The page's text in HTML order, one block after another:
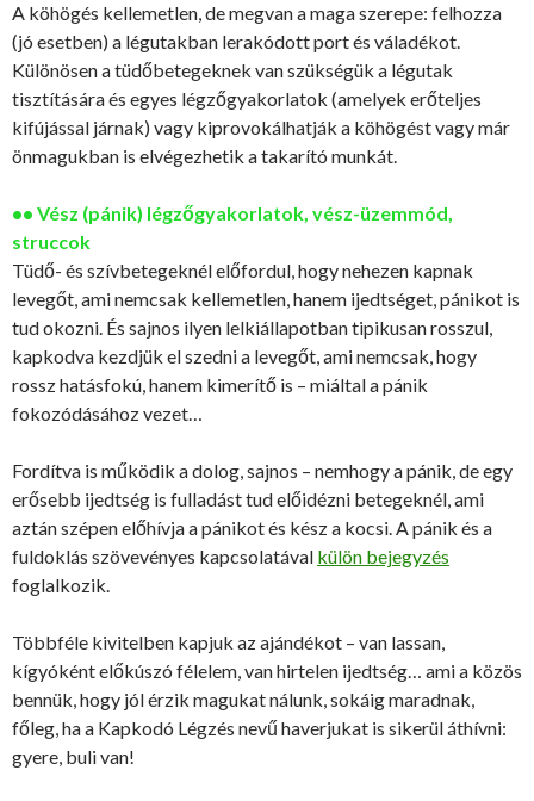
A köhögés kellemetlen, de megvan a maga szerepe: felhozza
(jó esetben) a légutakban lerakódott port és váladékot.
Különösen a tüdőbetegeknek van szükségük a légutak
tisztítására és egyes légzőgyakorlatok (amelyek erőteljes
kifújással járnak) vagy kiprovokálhatják a köhögést vagy már
önmagukban is elvégezhetik a takarító munkát.
•• Vész (pánik) légzőgyakorlatok, vész-üzemmód,
struccok
Tüdő- és szívbetegeknél előfordul, hogy nehezen kapnak
levegőt, ami nemcsak kellemetlen, hanem ijedtséget, pánikot is
tud okozni. És sajnos ilyen lelkiállapotban tipikusan rosszul,
kapkodva kezdjük el szedni a levegőt, ami nemcsak, hogy
rossz hatásfokú, hanem kimerítő is – miáltal a pánik
fokozódásához vezet…
Fordítva is működik a dolog, sajnos – nemhogy a pánik, de egy
erősebb ijedtség is fulladást tud előidézni betegeknél, ami
aztán szépen előhívja a pánikot és kész a kocsi. A pánik és a
fuldoklás szövevényes kapcsolatával külön bejegyzés
foglalkozik.
Többféle kivitelben kapjuk az ajándékot – van lassan,
kígyóként előkúszó félelem, van hirtelen ijedtség… ami a közös
bennük, hogy jól érzik magukat nálunk, sokáig maradnak,
főleg, ha a Kapkodó Légzés nevű haverjukat is sikerül áthívni:
gyere, buli van!